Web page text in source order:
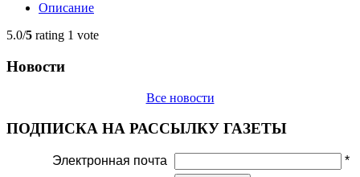
Описание
5.0/5 rating 1 vote
Новости
Все новости
ПОДПИСКА НА РАССЫЛКУ ГАЗЕТЫ
Электронная почта *